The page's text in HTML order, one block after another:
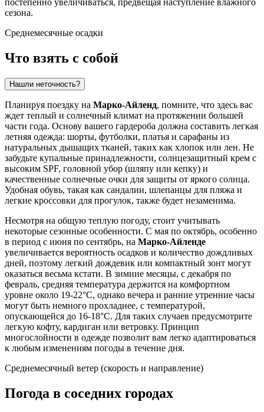
постепенно увеличиваться, предвещая наступление влажного
сезона.
Среднемесячные осадки
Что взять с собой
Нашли неточность?
Планируя поездку на Марко-Айленд, помните, что здесь вас
ждет теплый и солнечный климат на протяжении большей
части года. Основу вашего гардероба должна составить легкая
летняя одежда: шорты, футболки, платья и сарафаны из
натуральных дышащих тканей, таких как хлопок или лен. Не
забудьте купальные принадлежности, солнцезащитный крем с
высоким SPF, головной убор (шляпу или кепку) и
качественные солнечные очки для защиты от яркого солнца.
Удобная обувь, такая как сандалии, шлепанцы для пляжа и
легкие кроссовки для прогулок, также будет незаменима.
Несмотря на общую теплую погоду, стоит учитывать
некоторые сезонные особенности. С мая по октябрь, особенно
в период с июня по сентябрь, на Марко-Айленде
увеличивается вероятность осадков и количество дождливых
дней, поэтому легкий дождевик или компактный зонт могут
оказаться весьма кстати. В зимние месяцы, с декабря по
февраль, средняя температура держится на комфортном
уровне около 19-22°C, однако вечера и ранние утренние часы
могут быть немного прохладнее, с температурой,
опускающейся до 16-18°C. Для таких случаев предусмотрите
легкую кофту, кардиган или ветровку. Принцип
многослойности в одежде позволит вам легко адаптироваться
к любым изменениям погоды в течение дня.
Среднемесячный ветер (скорость и направление)
Погода в соседних городах